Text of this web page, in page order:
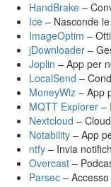
HandBrake –
Ice – Nasconde
ImageOptim –
jDownloader –
Joplin – App per
LocalSend –
MoneyWiz – App
MQTT Explorer –
Nextcloud –
Notability – App
ntfy – Invia
Overcast –
Parsec –